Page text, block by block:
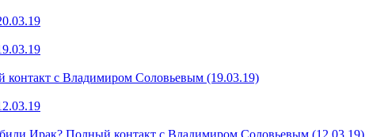
с Владимиром Соловьевым (19.03.19)
Ирак? Полный контакт с Владимиром Соловьевым (12.03.19)